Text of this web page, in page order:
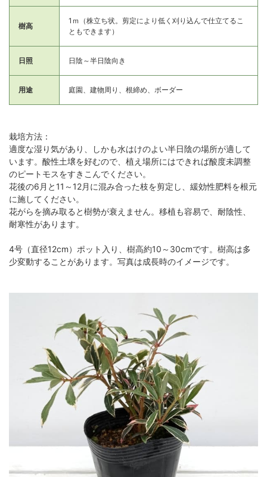
樹高
1ｍ（株立ち状。剪定により低く刈り込んで仕立てるこ
ともできます）
日照 日陰～半日陰向き
用途 庭園、建物周り、根締め、ボーダー
栽培方法：
適度な湿り気があり、しかも水はけのよい半日陰の場所が適して
います。酸性土壌を好むので、植え場所にはできれば酸度未調整
のピートモスをすきこんでください。
花後の6月と11～12月に混み合った枝を剪定し、緩効性肥料を根元
に施してください。
花がらを摘み取ると樹勢が衰えません。移植も容易で、耐陰性、
耐寒性があります。
4号（直径12cm）ポット入り、樹高約10～30cmです。樹高は多
少変動することがあります。写真は成長時のイメージです。